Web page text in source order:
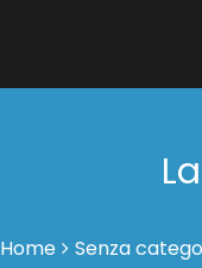
Home Senza